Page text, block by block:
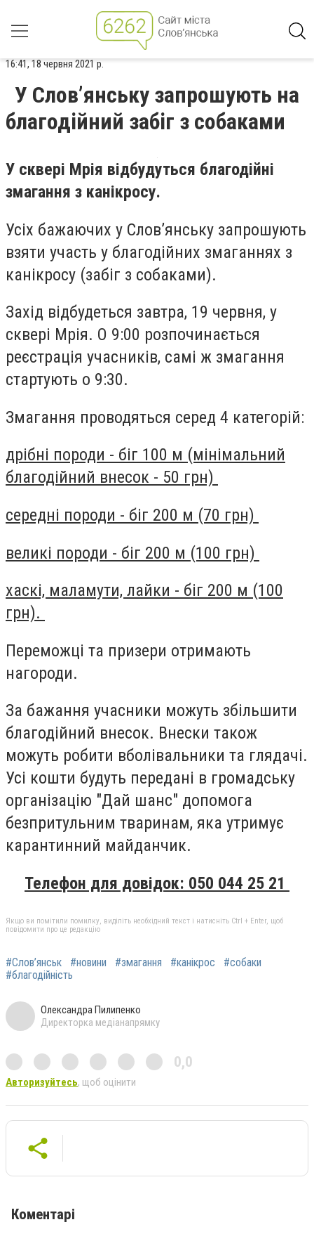
16:41, 18 червня 2021 р.
У Слов’янську запрошують на
благодійний забіг з собаками
У сквері Мрія відбудуться благодійні
змагання з канікросу.
Усіх бажаючих у Слов’янську запрошують
взяти участь у благодійних змаганнях з
канікросу (забіг з собаками).
Захід відбудеться завтра, 19 червня, у
сквері Мрія. О 9:00 розпочинається
реєстрація учасників, самі ж змагання
стартують о 9:30.
Змагання проводяться серед 4 категорій:
дрібні породи - біг 100 м (мінімальний
благодійний внесок - 50 грн)
середні породи - біг 200 м (70 грн)
великі породи - біг 200 м (100 грн)
хаскі, маламути, лайки - біг 200 м (100
грн).
Переможці та призери отримають
нагороди.
За бажання учасники можуть збільшити
благодійний внесок. Внески також
можуть робити вболівальники та глядачі.
Усі кошти будуть передані в громадську
організацію "Дай шанс" допомога
безпритульним тваринам, яка утримує
карантинний майданчик.
Телефон для довідок: 050 044 25 21
Якщо ви помітили помилку, виділіть необхідний текст і натисніть Ctrl + Enter, щоб
повідомити про це редакцію
#Слов’янськ #новини #змагання #канікрос
#собаки
#благодійність
Олександра Пилипенко
Директорка медіанапрямку
0,0
Авторизуйтесь, щоб оцінити
Коментарі